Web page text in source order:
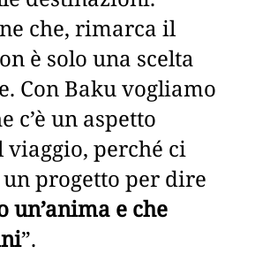
che, rimarca il
è solo una scelta
Con Baku vogliamo
c’è un aspetto
perché ci
progetto per dire
un’anima e che
”.